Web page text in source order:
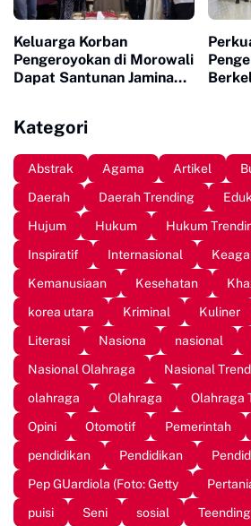
Keluarga Korban
Pengeroyokan di Morowali
Dapat Santunan Jaminan
Kategori
Abstrak Agama Artikel
Daerah
Daerah Trending
Hujum
Hukum Hukum
Inspiratif
Internasional
Kemanusiaan
Kesehatan
korea utara
Kriminal Kuliner
Literasi
Nasiona nasional
Nasional Olahraga
Nasional
olahraga
Olahraga Olahraga
Opini
Otomotif Pemerintah
pendidikan
Pendidikan
Pep GUardiola (Foto: Getty
puisi
Seni sosial Teending